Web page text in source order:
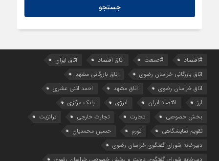
#اقتصاد #صنعت اتاق اقتصاد
اتاق ایران
اتاق بازرگانی خراسان رضوی
اتاق بازرگانی مشهد
اتاق خراسان رضوی
اتاق مشهد
احمد اثنی عشری
ارز
اقتصاد ایران انرژی
بانک مرکزی
بخش خصوصی
تجارت تجارت خارجی
ترانزیت
تقویم نمایشگاهی
تورم
حسین محمدیان
دبیرخانه شورای گفتگوی خراسان رضوی